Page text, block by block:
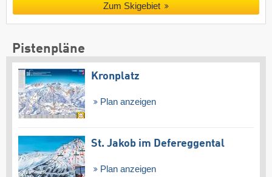
Zum Skigebiet
Pistenpläne
Kronplatz
Plan anzeigen
St. Jakob im Defereggental
Plan anzeigen